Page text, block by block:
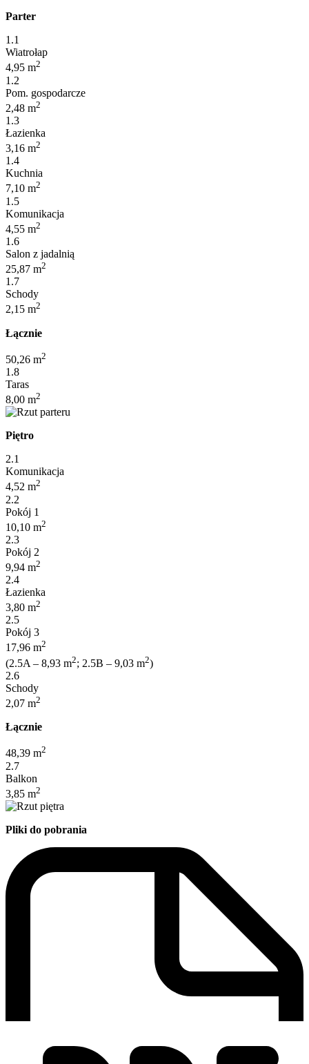
Parter
1.1
Wiatrołap
4,95 m2
1.2
Pom. gospodarcze
2,48 m2
1.3
Łazienka
3,16 m2
1.4
Kuchnia
7,10 m2
1.5
Komunikacja
4,55 m2
1.6
Salon z jadalnią
25,87 m2
1.7
Schody
2,15 m2
Łącznie
50,26 m2
1.8
Taras
8,00 m2
Piętro
2.1
Komunikacja
4,52 m2
2.2
Pokój 1
10,10 m2
2.3
Pokój 2
9,94 m2
2.4
Łazienka
3,80 m2
2.5
Pokój 3
17,96 m2
(2.5A – 8,93 m2; 2.5B – 9,03 m2)
2.6
Schody
2,07 m2
Łącznie
48,39 m2
2.7
Balkon
3,85 m2
Pliki do pobrania